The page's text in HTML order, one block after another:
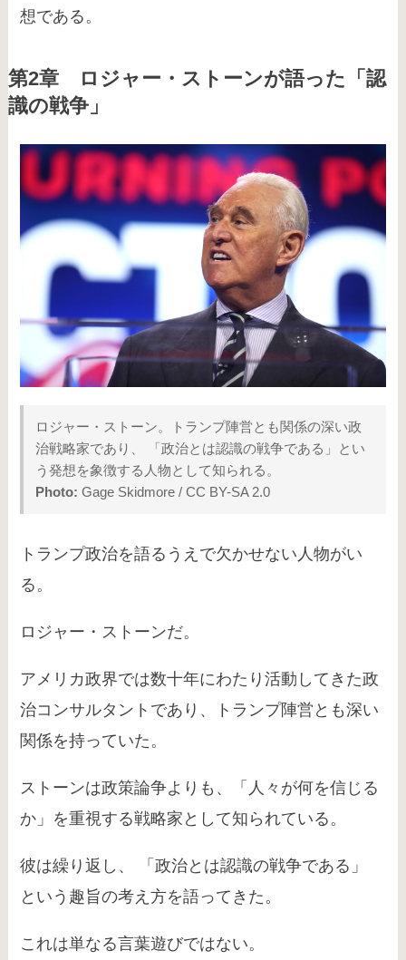
想である。
第2章 ロジャー・ストーンが語った「認
識の戦争」
ロジャー・ストーン。トランプ陣営とも関係の深い政
治戦略家であり、 「政治とは認識の戦争である」とい
う発想を象徴する人物として知られる。
Photo: Gage Skidmore / CC BY-SA 2.0
トランプ政治を語るうえで欠かせない人物がい
る。
ロジャー・ストーンだ。
アメリカ政界では数十年にわたり活動してきた政
治コンサルタントであり、トランプ陣営とも深い
関係を持っていた。
ストーンは政策論争よりも、「人々が何を信じる
か」を重視する戦略家として知られている。
彼は繰り返し、 「政治とは認識の戦争である」
という趣旨の考え方を語ってきた。
これは単なる言葉遊びではない。